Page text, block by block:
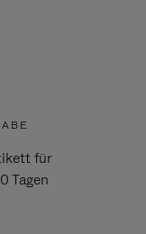
für
Tagen